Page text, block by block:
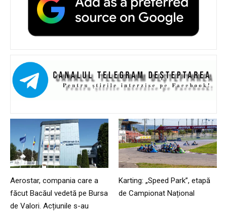
Aerostar, compania care a
făcut Bacăul vedetă pe Bursa
de Valori. Acțiunile s-au
Karting: „Speed Park”, etapă
de Campionat Național